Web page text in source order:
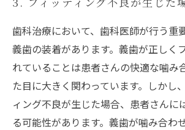
歯科治療において、歯科医師が行う重
義歯の装着があります。義歯が正しく
れていることは患者さんの快適な噛み
た目に大きく関わっています。しかし
ィング不良が生じた場合、患者さんに
る可能性があります。義歯が噛み合わ